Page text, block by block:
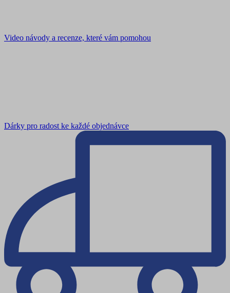
Video návody a recenze, které vám pomohou
Dárky pro radost ke každé objednávce